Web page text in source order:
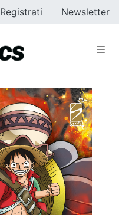
Registrati Newsletter